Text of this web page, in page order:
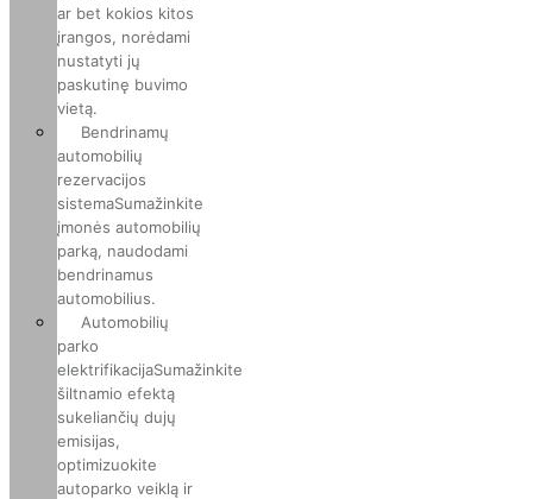
ar bet kokios kitos
įrangos, norėdami
nustatyti jų
paskutinę buvimo
vietą.
Bendrinamų
automobilių
rezervacijos
sistemaSumažinkite
įmonės automobilių
parką, naudodami
bendrinamus
automobilius.
Automobilių
parko
elektrifikacijaSumažinkite
šiltnamio efektą
sukeliančių dujų
emisijas,
optimizuokite
autoparko veiklą ir